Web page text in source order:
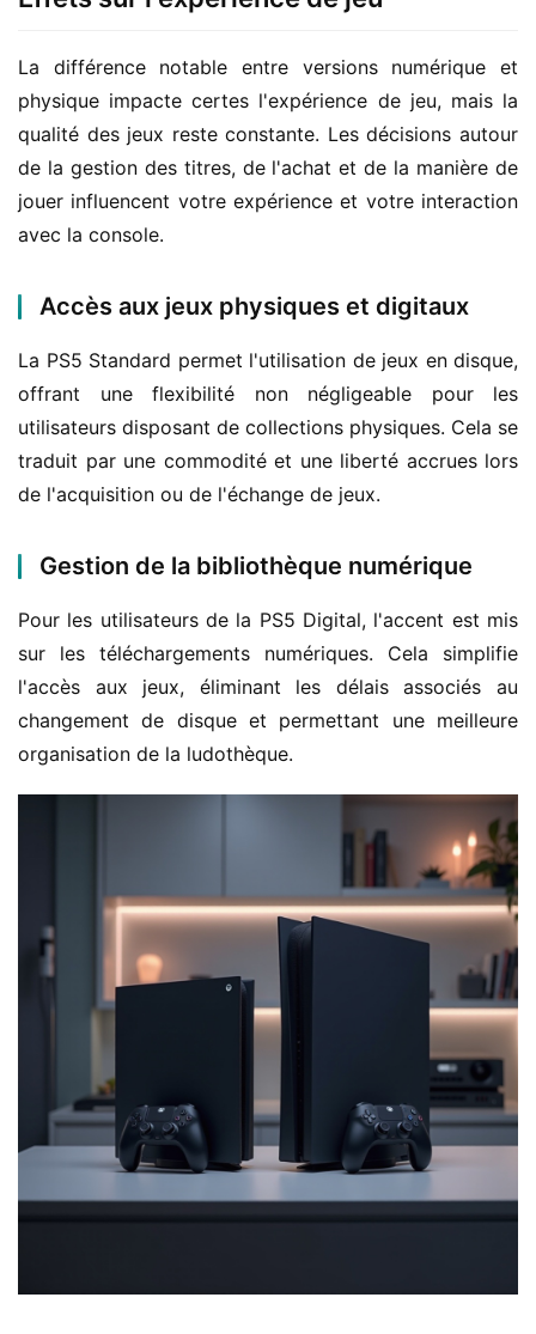
La différence notable entre versions numérique et
physique impacte certes l'expérience de jeu, mais la
qualité des jeux reste constante. Les décisions autour
de la gestion des titres, de l'achat et de la manière de
jouer influencent votre expérience et votre interaction
avec la console.
Accès aux jeux physiques et digitaux
La PS5 Standard permet l'utilisation de jeux en disque,
offrant une flexibilité non négligeable pour les
utilisateurs disposant de collections physiques. Cela se
traduit par une commodité et une liberté accrues lors
de l'acquisition ou de l'échange de jeux.
Gestion de la bibliothèque numérique
Pour les utilisateurs de la PS5 Digital, l'accent est mis
sur les téléchargements numériques. Cela simplifie
l'accès aux jeux, éliminant les délais associés au
changement de disque et permettant une meilleure
organisation de la ludothèque.